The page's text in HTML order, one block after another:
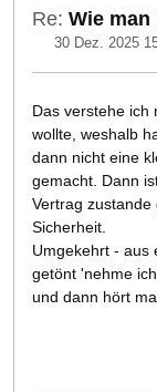
Re: Wie
30 Dez. 2025
Das verstehe ich
wollte, weshalb
dann nicht eine
gemacht. Dann
Vertrag
Sicherheit.
Umgekehrt - aus
getönt 'nehme
und dann hört